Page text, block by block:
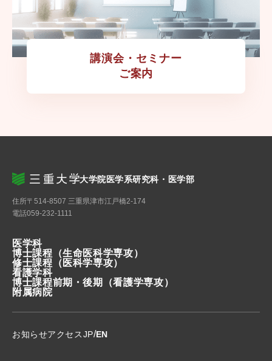
講演会・セミナー
ご案内
大学院医学系研究科・医学部
住所〒514-8507 三重県津市江戸橋2-174
電話059-232-1111
医学科
博士課程 （生命医科学専攻）
修士課程 （医科学専攻）
看護学科
博士課程前期・後期
（看護学専攻）
附属病院
お知らせアクセスJP/EN